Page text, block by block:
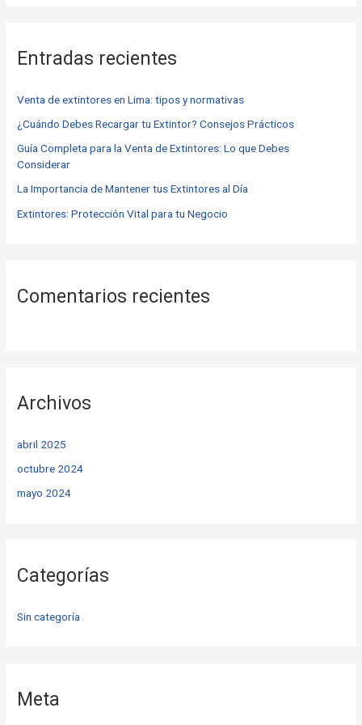
a
p
o
r
:
Entradas recientes
Venta de extintores en Lima: tipos y normativas
¿Cuándo Debes Recargar tu Extintor? Consejos Prácticos
Guía Completa para la Venta de Extintores: Lo que Debes
Considerar
La Importancia de Mantener tus Extintores al Día
Extintores: Protección Vital para tu Negocio
Comentarios recientes
Archivos
abril 2025
octubre 2024
mayo 2024
Categorías
Sin categoría
Meta